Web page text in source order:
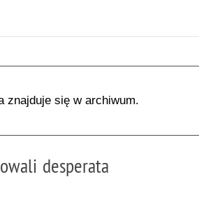
znajduje się w archiwum.
desperata